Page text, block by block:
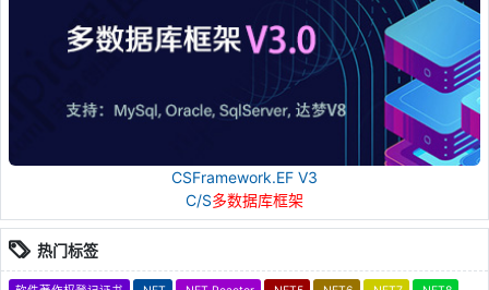
CSFramework.EF V3
C/S多数据库框架
热门标签